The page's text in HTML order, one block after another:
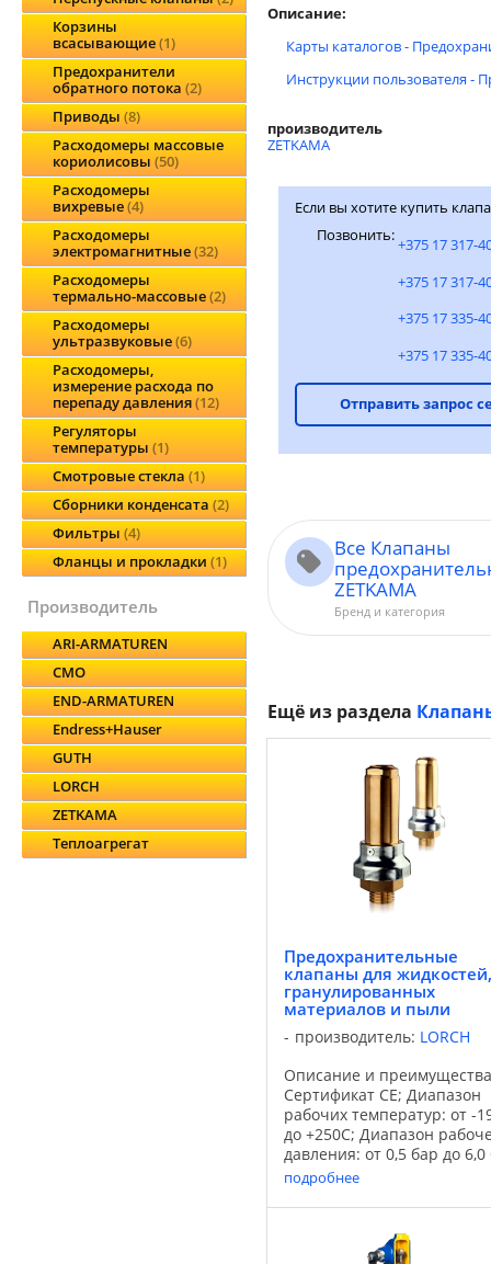
Корзины
всасывающие 1
Предохранители
обратного потока 2
Приводы 8
Расходомеры массовые
кориолисовы 50
Расходомеры
вихревые 4
Расходомеры
электромагнитные 32
Расходомеры
термально-массовые 2
Расходомеры
ультразвуковые 6
Расходомеры,
измерение расхода по
перепаду давления 12
Регуляторы
температуры 1
Смотровые стекла 1
Сборники конденсата 2
Фильтры 4
Фланцы и прокладки 1
производитель
ARI-ARMATUREN
CMO
END-ARMATUREN
Endress+Hauser
GUTH
LORCH
ZETKAMA
Теплоагрегат
Описание:
Карты каталогов -
Инструкции пользователя -
производитель
ZETKAMA
Если вы хотите купить
Позвонить:
+375 17 317-
+375 17 317-
+375 17 335-
+375 17 335-
Отправить запрос
Все Клапаны
ZETKAMA
Бренд и категория
Ещё из раздела
Предохранительные
клапаны для жидкостей,
гранулированных
материалов и пыли
производитель: LORCH
Описание и
Сертификат СЕ; Диапазон
рабочих температур: от -
до +250С; Диапазон
давления: от 0,5 бар до 6,0
Материал уплотняющей
прокладки: FKM, VMQ,
PTFE. Предохранительный
клапан Lorch 2324
давления: ...
подробнее